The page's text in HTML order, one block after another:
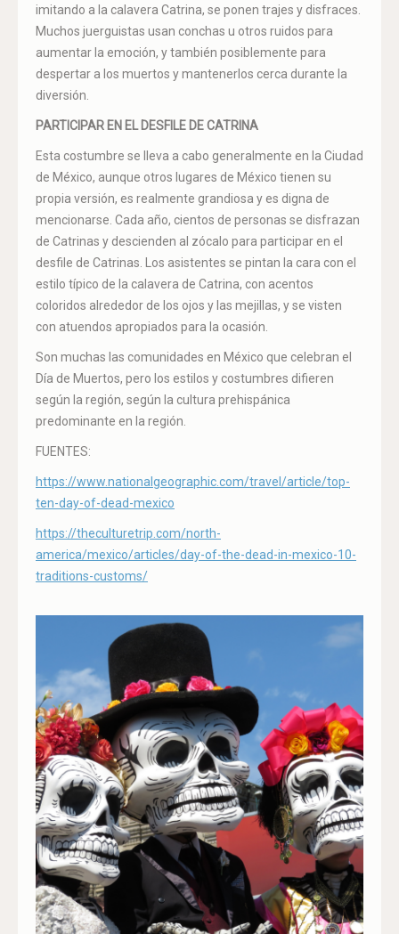
imitando a la calavera Catrina, se ponen trajes y disfraces.
Muchos juerguistas usan conchas u otros ruidos para
aumentar la emoción, y también posiblemente para
despertar a los muertos y mantenerlos cerca durante la
diversión.
PARTICIPAR EN EL DESFILE DE CATRINA
Esta costumbre se lleva a cabo generalmente en la Ciudad
de México, aunque otros lugares de México tienen su
propia versión, es realmente grandiosa y es digna de
mencionarse. Cada año, cientos de personas se disfrazan
de Catrinas y descienden al zócalo para participar en el
desfile de Catrinas. Los asistentes se pintan la cara con el
estilo típico de la calavera de Catrina, con acentos
coloridos alrededor de los ojos y las mejillas, y se visten
con atuendos apropiados para la ocasión.
Son muchas las comunidades en México que celebran el
Día de Muertos, pero los estilos y costumbres difieren
según la región, según la cultura prehispánica
predominante en la región.
FUENTES:
https://www.nationalgeographic.com/travel/article/top-
ten-day-of-dead-mexico
https://theculturetrip.com/north-
america/mexico/articles/day-of-the-dead-in-mexico-10-
traditions-customs/